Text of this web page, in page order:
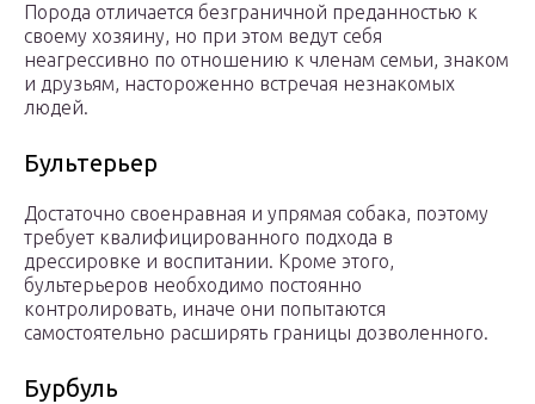
Порода отличается безграничной преданностью к
своему хозяину, но при этом ведут себя
неагрессивно по отношению к членам семьи, знаком
и друзьям, настороженно встречая незнакомых
людей.
Бультерьер
Достаточно своенравная и упрямая собака, поэтому
требует квалифицированного подхода в
дрессировке и воспитании. Кроме этого,
бультерьеров необходимо постоянно
контролировать, иначе они попытаются
самостоятельно расширять границы дозволенного.
Бурбуль